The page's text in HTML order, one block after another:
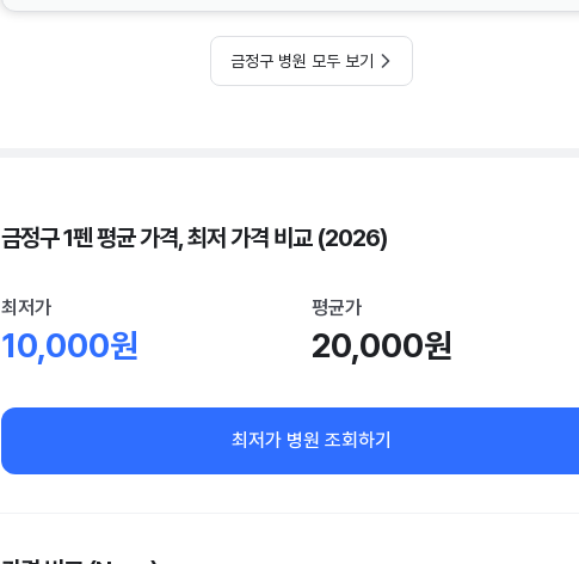
금정구 병원 모두 보기
금정구 1펜 평균 가격, 최저 가격 비교 (2026)
최저가
10,000원
평균가
20,000원
최저가 병원 조회하기